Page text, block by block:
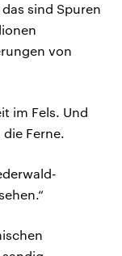
sind Spuren
von
im Fels. Und
Ferne.